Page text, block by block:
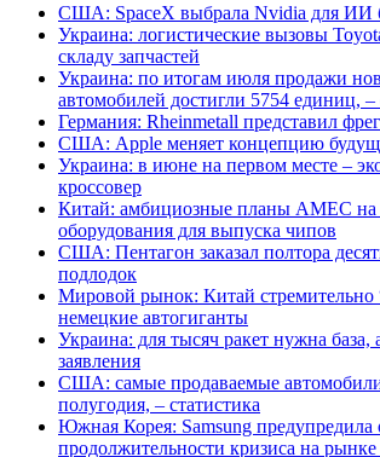
США: SpaceX выбрала Nvidia для ИИ
Украина: логистические вызовы
складу запчастей
Украина: по итогам июля продажи
автомобилей достигли 5754 единиц, –
Германия: Rheinmetall представил
США: Apple меняет концепцию
Украина: в июне на первом месте –
кроссовер
Китай: амбициозные планы AMEC на
оборудования для выпуска чипов
США: Пентагон заказал полтора
подлодок
Мировой рынок: Китай стремительно
немецкие автогиганты
Украина: для тысяч ракет нужна база,
заявления
США: самые продаваемые
полугодия, – статистика
Южная Корея: Samsung предупредила
продолжительности кризиса на